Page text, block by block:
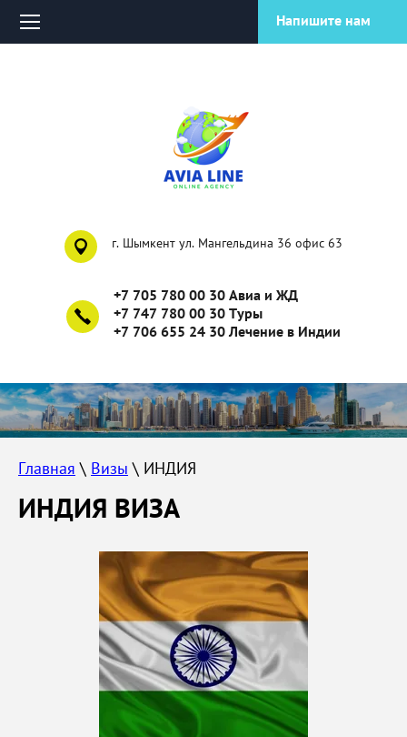
г. Шымкент ул. Мангельдина 36 офис 63
+7 705 780 00 30 Авиа и ЖД
+7 747 780 00 30 Туры
+7 706 655 24 30 Лечение в Индии
Напишите нам
Главная \ Визы \ ИНДИЯ
ИНДИЯ ВИЗА